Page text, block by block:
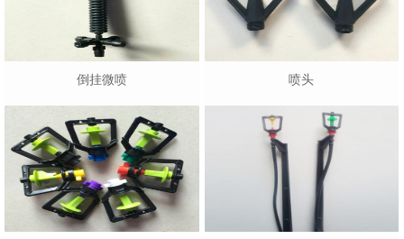
倒挂微喷 喷头